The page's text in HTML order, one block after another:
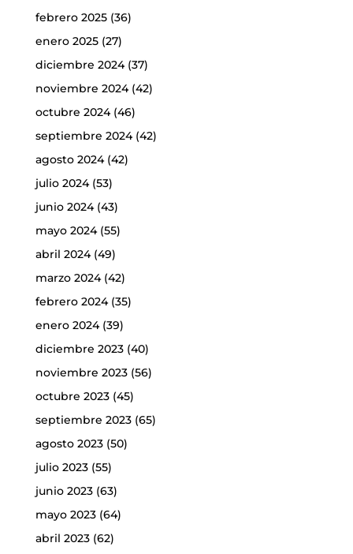
febrero 2025(36)
enero 2025(27)
diciembre 2024(37)
noviembre 2024(42)
octubre 2024(46)
septiembre 2024(42)
agosto 2024(42)
julio 2024(53)
junio 2024(43)
mayo 2024(55)
abril 2024(49)
marzo 2024(42)
febrero 2024(35)
enero 2024(39)
diciembre 2023(40)
noviembre 2023(56)
octubre 2023(45)
septiembre 2023(65)
agosto 2023(50)
julio 2023(55)
junio 2023(63)
mayo 2023(64)
abril 2023(62)